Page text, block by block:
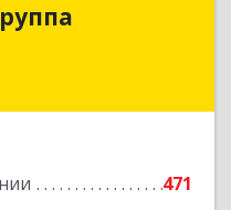
471
группа
Подробнее